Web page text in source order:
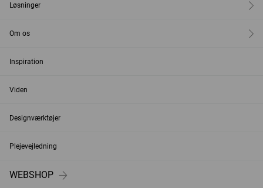
Løsninger
Om os
Inspiration
Viden
Designværktøjer
Plejevejledning
WEBSHOP